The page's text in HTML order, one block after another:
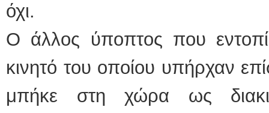
όχι.
Ο άλλος ύποπτος που
κινητό του οποίου υπήρχαν
μπήκε στη χώρα ως